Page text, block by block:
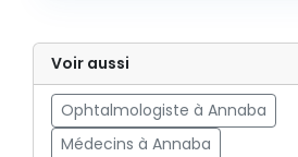
Voir aussi
Ophtalmologiste à Annaba
Médecins à Annaba